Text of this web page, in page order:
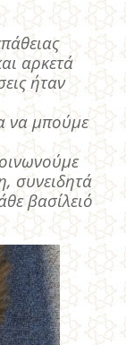
αρκετά
ήταν
να μπούμε
συνειδητά
βασίλειό